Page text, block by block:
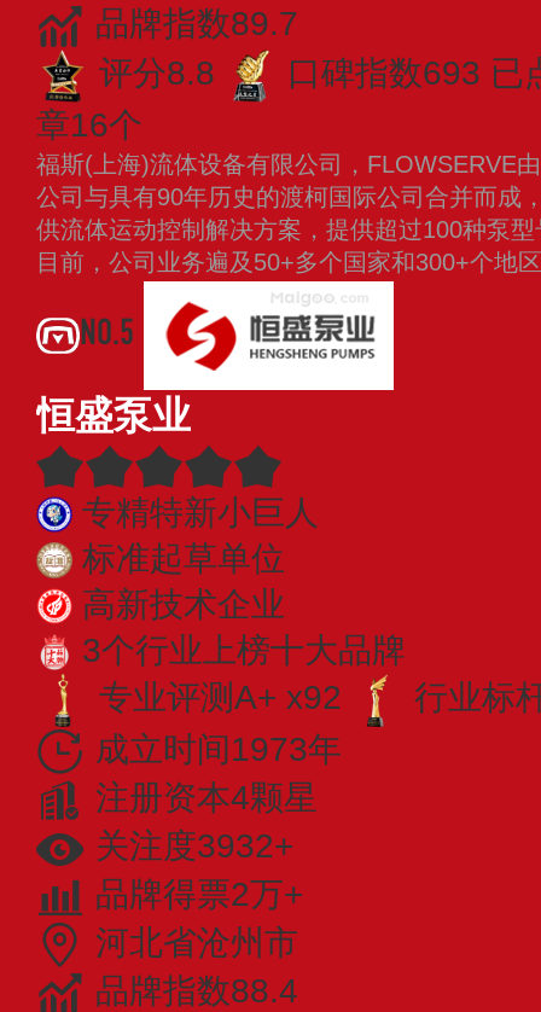
品牌指数89.7
评分8.8
口碑指数693 已
章16个
福斯(上海)流体设备有限公司，FLOWSERVE
公司与具有90年历史的渡柯国际公司合并而成
供流体运动控制解决方案，提供超过100种泵
目前，公司业务遍及50+多个国家和300+个地
NO.5
恒盛泵业
专精特新小巨人
标准起草单位
高新技术企业
3个行业上榜十大品牌
专业评测A+ x92
行业标
成立时间1973年
注册资本4颗星
关注度3932+
品牌得票2万+
河北省沧州市
品牌指数88.4